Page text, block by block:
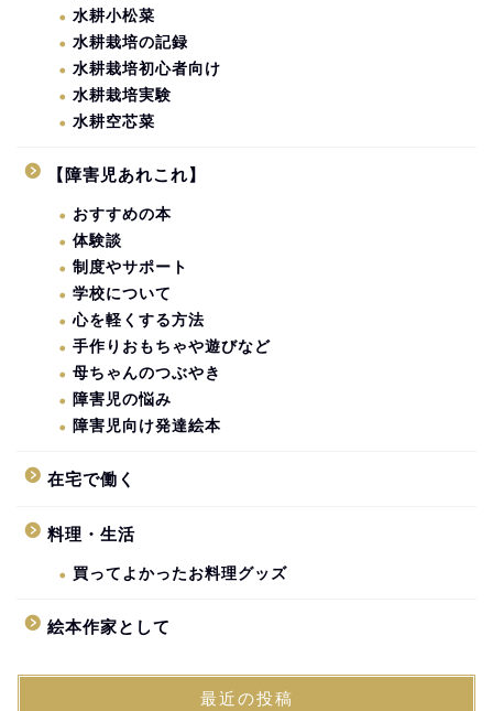
水耕小松菜
水耕栽培の記録
水耕栽培初心者向け
水耕栽培実験
水耕空芯菜
【障害児あれこれ】
おすすめの本
体験談
制度やサポート
学校について
心を軽くする方法
手作りおもちゃや遊びなど
母ちゃんのつぶやき
障害児の悩み
障害児向け発達絵本
在宅で働く
料理・生活
買ってよかったお料理グッズ
絵本作家として
最近の投稿